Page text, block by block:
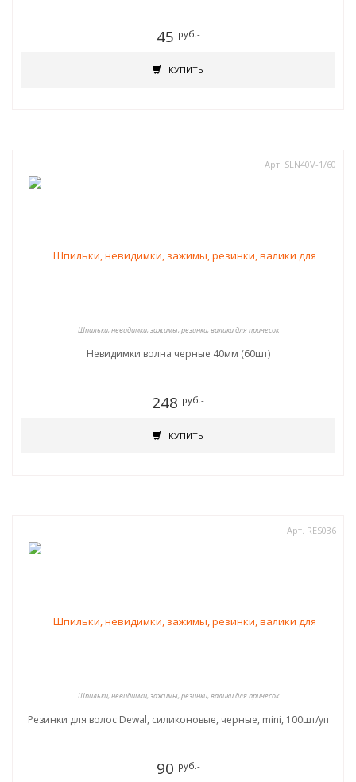
45 руб.-
КУПИТЬ
Арт. SLN40V-1/60
Шпильки, невидимки, зажимы, резинки, валики для причесок
Невидимки волна черные 40мм (60шт)
248 руб.-
КУПИТЬ
Арт. RES036
Шпильки, невидимки, зажимы, резинки, валики для причесок
Резинки для волос Dewal, силиконовые, черные, mini, 100шт/уп
90 руб.-